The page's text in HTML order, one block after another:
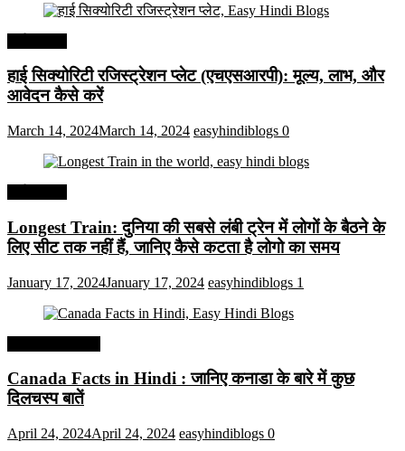
हाई सिक्योरिटी रजिस्ट्रेशन प्लेट (एचएसआरपी): मूल्य, लाभ, और
आवेदन कैसे करें
March 14, 2024March 14, 2024 easyhindiblogs 0
Longest Train: दुनिया की सबसे लंबी ट्रेन में लोगों के बैठने के
लिए सीट तक ​​नहीं हैं, जानिए कैसे कटता है लोगो का समय
January 17, 2024January 17, 2024 easyhindiblogs 1
Canada Facts in Hindi : जानिए कनाडा के बारे में कुछ
दिलचस्प बातें
April 24, 2024April 24, 2024 easyhindiblogs 0